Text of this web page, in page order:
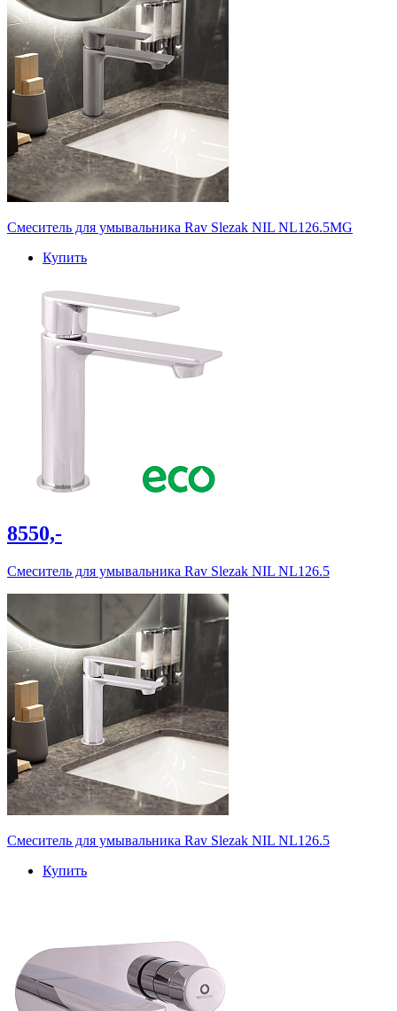
Cмеситель для умывальника Rav Slezak NIL NL126.5MG
Купить
8550,-
Cмеситель для умывальника Rav Slezak NIL NL126.5
Cмеситель для умывальника Rav Slezak NIL NL126.5
Купить